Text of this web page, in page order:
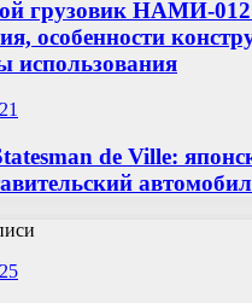
грузовик НАМИ-
особенности
использования
de Ville: